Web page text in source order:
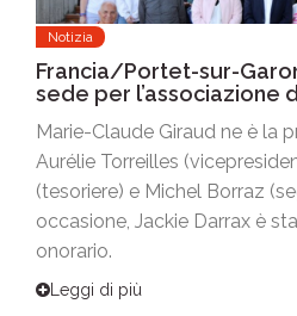
Notizia
Francia/Portet-sur-
sede per l’associazione
Marie-Claude Giraud ne è la
Aurélie Torreilles
(tesoriere) e Michel Borraz
occasione, Jackie Darrax è
onorario.
Leggi di più